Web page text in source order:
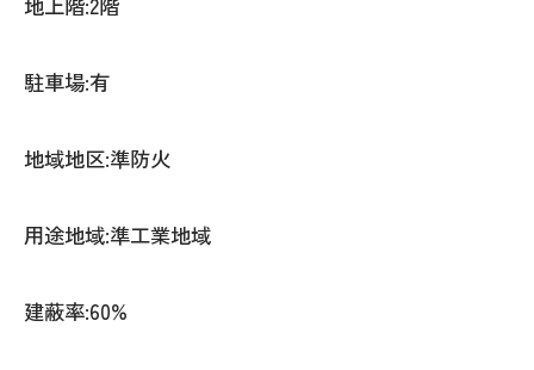
駐車場:有
地域地区:準防火
用途地域:準工業地域
建蔽率:60%